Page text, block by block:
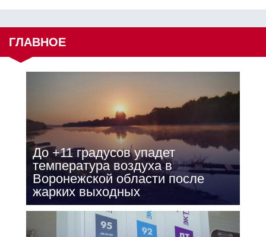
ГЛАВНОЕ
До +11 градусов упадет
температура воздуха в
Воронежской области после
жарких выходных